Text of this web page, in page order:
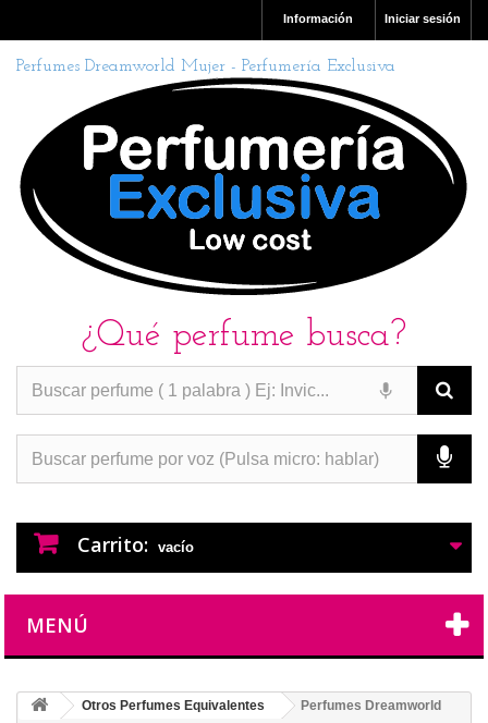
Iniciar sesión
Información
Perfumes Dreamworld Mujer - Perfumería Exclusiva
¿Qué perfume busca?
Carrito: vacío
MENÚ
Otros Perfumes Equivalentes
Perfumes Dreamworld